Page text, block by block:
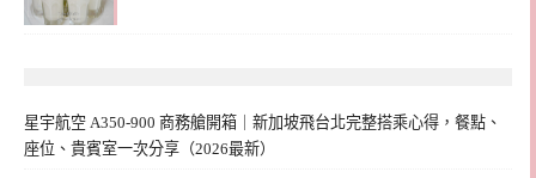
星宇航空 A350-900 商務艙開箱｜新加坡飛台北完整搭乘心得，餐點、
座位、貴賓室一次分享（2026最新）